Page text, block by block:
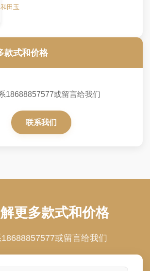
和田玉
款式和价格
18688857577或留言给我们
联系我们
更多款式和价格
或留言给我们